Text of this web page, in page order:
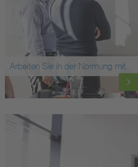
Arbeiten Sie in der Normung mit